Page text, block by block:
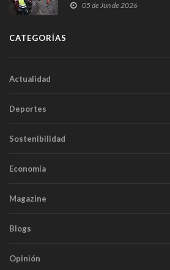
frontal
05 de Jun de 2026
CATEGORÍAS
Actualidad
Deportes
Sostenibilidad
Economía
Magazine
Blogs
Opinión